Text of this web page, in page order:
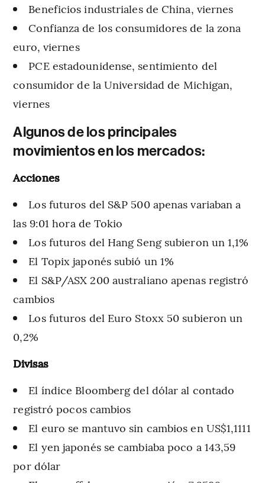
Beneficios industriales de China, viernes
Confianza de los consumidores de la zona
euro, viernes
PCE estadounidense, sentimiento del
consumidor de la Universidad de Michigan,
viernes
Algunos de los principales
movimientos en los mercados:
Acciones
Los futuros del S&P 500 apenas variaban a
las 9:01 hora de Tokio
Los futuros del Hang Seng subieron un 1,1%
El Topix japonés subió un 1%
El S&P/ASX 200 australiano apenas registró
cambios
Los futuros del Euro Stoxx 50 subieron un
0,2%
Divisas
El índice Bloomberg del dólar al contado
registró pocos cambios
El euro se mantuvo sin cambios en US$1,1111
El yen japonés se cambiaba poco a 143,59
por dólar